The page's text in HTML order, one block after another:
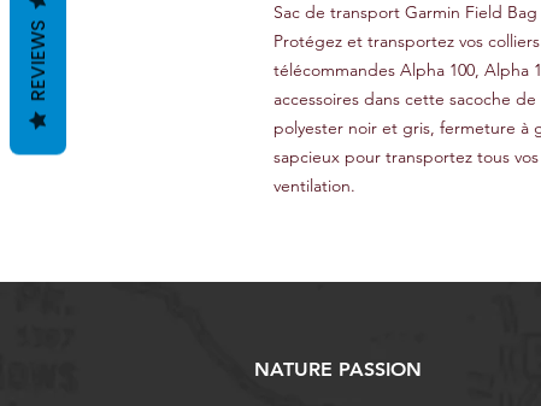
Sac de transport Garmin Field
Protégez et transportez vos
télécommandes Alpha 100, Alpha
accessoires dans cette sacoche
polyester noir et gris, fermeture à
sapcieux pour transportez tous
ventilation.
NATURE PASSION
REVIEWS